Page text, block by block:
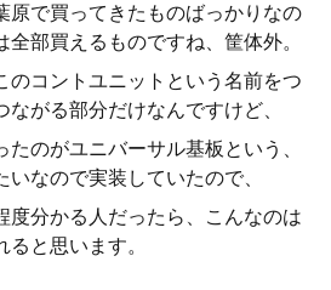
原で買ってきたものばっかりなの
部買えるものですね、筐体外。
のコントユニットという名前をつ
がる部分だけなんですけど、
のがユニバーサル基板という、
なので実装していたので、
度分かる人だったら、こんなのは
と思います。